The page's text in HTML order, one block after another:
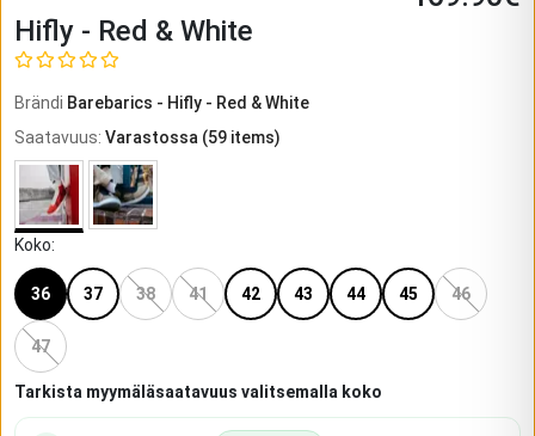
Hifly - Red & White
Brändi Barebarics - Hifly - Red & White
Saatavuus: Varastossa (59 items)
Koko:
36 37 38 41 42 43 44 45 46
47
Tarkista myymäläsaatavuus valitsemalla koko